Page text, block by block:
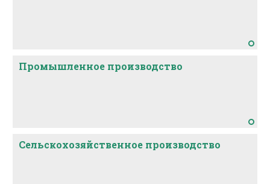
Промышленное производство
Сельскохозяйственное производство